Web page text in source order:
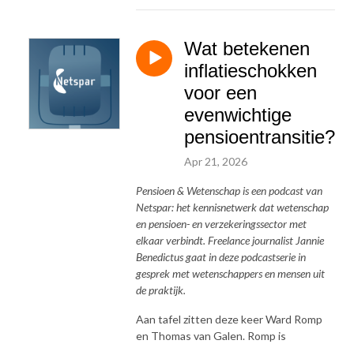
Wat betekenen
inflatieschokken
voor een
evenwichtige
pensioentransitie?
Apr 21, 2026
Pensioen & Wetenschap is een podcast van
Netspar: het kennisnetwerk dat wetenschap
en pensioen- en verzekeringssector met
elkaar verbindt. Freelance journalist Jannie
Benedictus gaat in deze podcastserie in
gesprek met wetenschappers en mensen uit
de praktijk.
Aan tafel zitten deze keer Ward Romp
en Thomas van Galen. Romp is